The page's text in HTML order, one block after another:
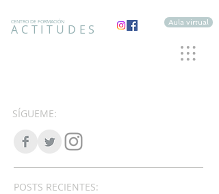
CENTRO DE FORMACIÓN
ACTITUDES Aula virtual
SÍGUEME:
POSTS RECIENTES: